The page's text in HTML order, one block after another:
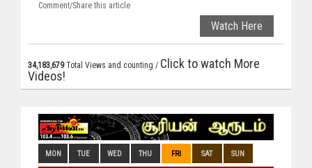
Comment/Share this article
Watch Here
34,183,679Total Views and counting / Click to watch More
Videos!